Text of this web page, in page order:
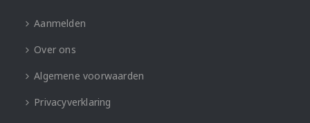
Aanmelden
Over ons
Algemene voorwaarden
Privacyverklaring